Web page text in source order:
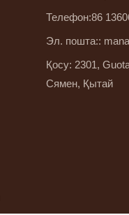
Телефон:86
Эл. пошта::
Қосу: 2301,
Сямен, Қытай